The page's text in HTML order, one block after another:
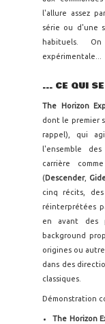
l'allure assez
série ou d'une
habituels.
expérimentale...
... CE QUI
The Horizon
dont le premier
rappel), qui
l'ensemble
carrière
(Descender,
cinq récits,
réinterprétées
en avant des
background
origines ou
dans des
classiques.
Démonstration
The Horizon